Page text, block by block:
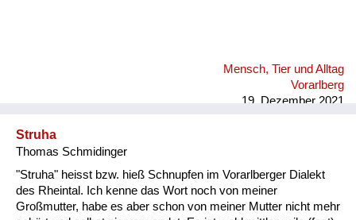
Mensch, Tier und Alltag
Vorarlberg
19. Dezember 2021
Struha
Thomas Schmidinger
"Struha" heisst bzw. hieß Schnupfen im Vorarlberger Dialekt
des Rheintal. Ich kenne das Wort noch von meiner
Großmutter, habe es aber schon von meiner Mutter nicht mehr